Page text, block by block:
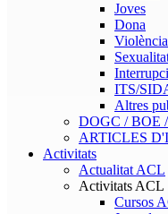
Joves
Dona
ITS/
Altres
DOGC / BOE /
ARTICLES
Activitats
Actualitat ACL
Activitats ACL
Cursos